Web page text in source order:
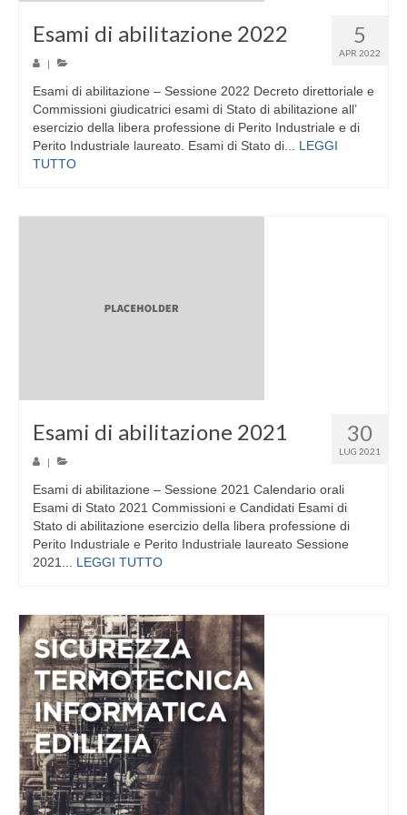
5
APR 2022
Esami di abilitazione 2022
|
Esami di abilitazione – Sessione 2022 Decreto direttoriale e
Commissioni giudicatrici esami di Stato di abilitazione all’
esercizio della libera professione di Perito Industriale e di
Perito Industriale laureato. Esami di Stato di... LEGGI
TUTTO
30
LUG 2021
Esami di abilitazione 2021
|
Esami di abilitazione – Sessione 2021 Calendario orali
Esami di Stato 2021 Commissioni e Candidati Esami di
Stato di abilitazione esercizio della libera professione di
Perito Industriale e Perito Industriale laureato Sessione
2021... LEGGI TUTTO